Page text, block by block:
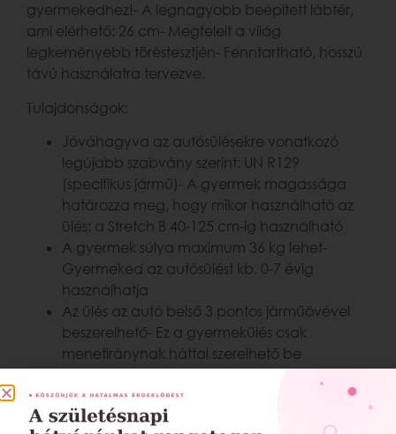
gyermekedhez!- A legnagyobb beépített lábtér,
ami elérhető: 26 cm- Megfelelt a világ
legkeményebb töréstesztjén- Fenntartható, hosszú
távú használatra tervezve.
Tulajdonságok:
Jóváhagyva az autósülésekre vonatkozó
legújabb szabvány szerint: UN R129
(specifikus jármű)- A gyermek magassága
határozza meg, hogy mikor használható az
ülés: a Stretch B 40-125 cm-ig használható
A gyermek súlya maximum 36 kg lehet-
Gyermeked az autósülést kb. 0-7 évig
használhatja
Az ülés az autó belső 3 pontos járműövével
beszerelhető- Ez a gyermekülés csak
menetiránynak háttal szerelhető be
Az ülés súlya 12.5 kg
Verhetetlen lábtér: A Stretch lábtér könnyen
állítható az elülső merevítővel.Állítsd be,